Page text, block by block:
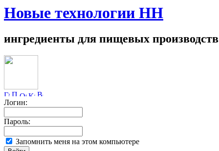
Новые технологии НН
ингредиенты для пищевых производств
Логин:
Пароль:
Запомнить меня на этом компьютере